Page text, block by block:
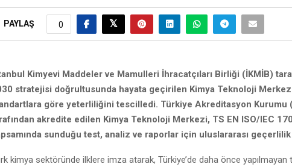
PAYLAŞ 0
Kimyevi Maddeler ve Mamulleri İhracatçıları Birliği (İKMİB)
stratejisi doğrultusunda hayata geçirilen Kimya Teknoloji
göre yeterliliğini tescilledi. Türkiye Akreditasyon Kurumu
akredite edilen Kimya Teknoloji Merkezi, TS EN ISO/IEC
sunduğu test, analiz ve raporlar için uluslararası geçerlilik
kimya sektöründe ilklere imza atarak, Türkiye’de daha önce